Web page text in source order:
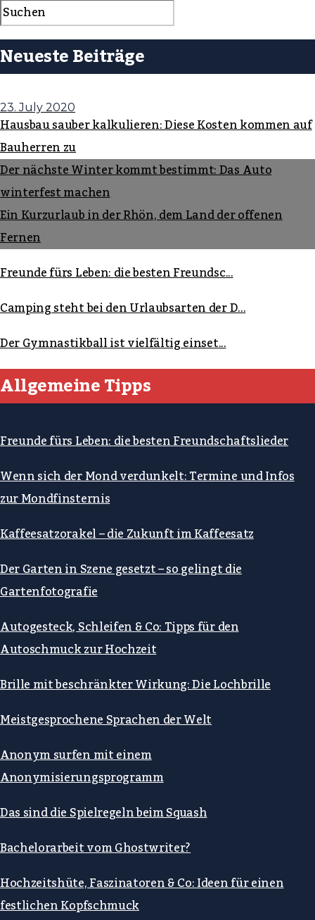
Neueste Beiträge
23. July 2020
Hausbau sauber kalkulieren: Diese Kosten kommen auf
Bauherren zu
Der nächste Winter kommt bestimmt: Das Auto
winterfest machen
Ein Kurzurlaub in der Rhön, dem Land der offenen
Fernen
Freunde fürs Leben: die besten Freundsc...
Camping steht bei den Urlaubsarten der D...
Der Gymnastikball ist vielfältig einset...
Allgemeine Tipps
Freunde fürs Leben: die besten Freundschaftslieder
Wenn sich der Mond verdunkelt: Termine und Infos
zur Mondfinsternis
Kaffeesatzorakel – die Zukunft im Kaffeesatz
Der Garten in Szene gesetzt – so gelingt die
Gartenfotografie
Autogesteck, Schleifen & Co: Tipps für den
Autoschmuck zur Hochzeit
Brille mit beschränkter Wirkung: Die Lochbrille
Meistgesprochene Sprachen der Welt
Anonym surfen mit einem
Anonymisierungsprogramm
Das sind die Spielregeln beim Squash
Bachelorarbeit vom Ghostwriter?
Hochzeitshüte, Faszinatoren & Co: Ideen für einen
festlichen Kopfschmuck